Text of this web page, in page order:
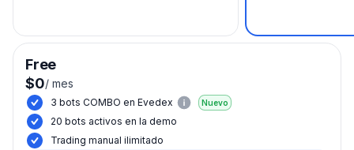
Free
$0/ mes
3 bots COMBO en Evedex Nuevo
20 bots activos en la demo
Trading manual ilimitado